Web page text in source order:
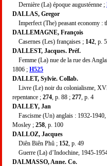
Dernière (La) époque augustéenne ;
DALLAS, Gregor
Imperfect (The) peasant economy :
DALLEMAGNE, François
Casernes (Les) françaises ; 142 , p.
DALLEST, Jacques. Préf.
Femme (La) nue de la rue des
1806 ; H525
DALLET, Sylvie. Collab.
Livre (Le) noir du colonialisme,
repentance ; 274 , p. 88 ; 277 , p. 4
DALLEY, Jan
Fascisme (Un) anglais : 1932-
Mosley ; 258 , p. 100
DALLOZ, Jacques
Diên Biên Phû ; 152 , p. 49
Guerre (La) d’Indochine, 1945-
DALMASSO, Anne. Co.